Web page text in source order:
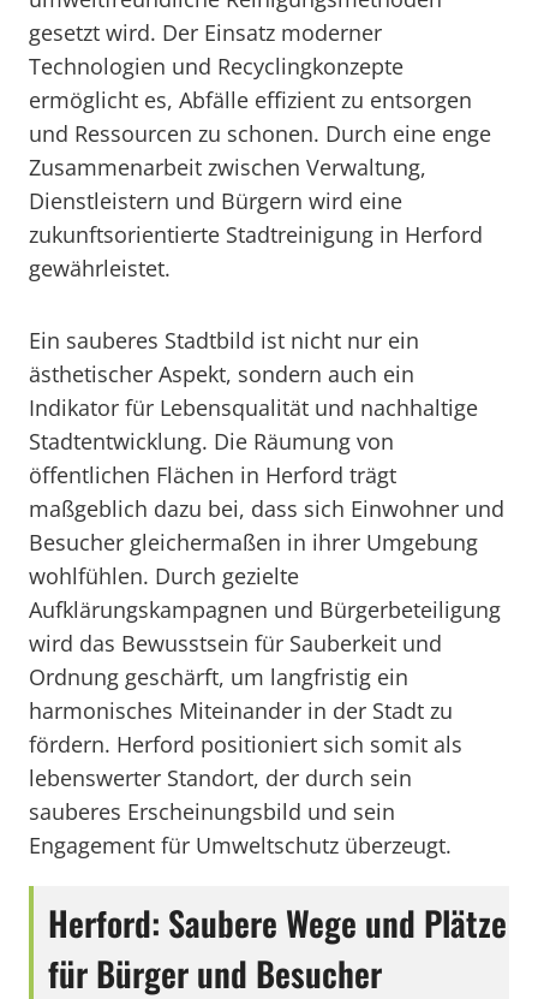
gesetzt wird. Der Einsatz moderner
Technologien und Recyclingkonzepte
ermöglicht es, Abfälle effizient zu entsorgen
und Ressourcen zu schonen. Durch eine enge
Zusammenarbeit zwischen Verwaltung,
Dienstleistern und Bürgern wird eine
zukunftsorientierte Stadtreinigung in Herford
gewährleistet.
Ein sauberes Stadtbild ist nicht nur ein
ästhetischer Aspekt, sondern auch ein
Indikator für Lebensqualität und nachhaltige
Stadtentwicklung. Die Räumung von
öffentlichen Flächen in Herford trägt
maßgeblich dazu bei, dass sich Einwohner und
Besucher gleichermaßen in ihrer Umgebung
wohlfühlen. Durch gezielte
Aufklärungskampagnen und Bürgerbeteiligung
wird das Bewusstsein für Sauberkeit und
Ordnung geschärft, um langfristig ein
harmonisches Miteinander in der Stadt zu
fördern. Herford positioniert sich somit als
lebenswerter Standort, der durch sein
sauberes Erscheinungsbild und sein
Engagement für Umweltschutz überzeugt.
Herford: Saubere Wege und Plätze
für Bürger und Besucher